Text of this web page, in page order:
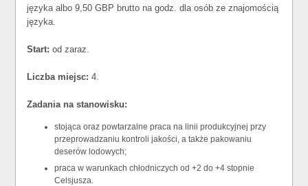
języka albo 9,50 GBP brutto na godz. dla osób ze znajomością
języka.
Start: od zaraz.
Liczba miejsc:4.
Zadania na stanowisku:
stojąca oraz powtarzalne praca na linii produkcyjnej przy
przeprowadzaniu kontroli jakości, a także pakowaniu
deserów lodowych;
praca w warunkach chłodniczych od +2 do +4 stopnie
Celsjusza.